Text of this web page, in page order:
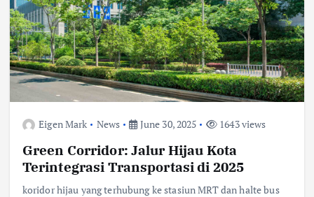
Eigen Mark News June 30, 2025 1643 views
Green Corridor: Jalur Hijau Kota
Terintegrasi Transportasi di 2025
koridor hijau yang terhubung ke stasiun MRT dan halte bus